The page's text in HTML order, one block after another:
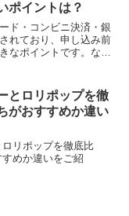
ポイントは？
ド・コンビニ決済・銀
れており、申し込み前
なポイントです。なぜ
とロリポップを徹
がおすすめか違い
リポップを徹底比
めか違いをご紹